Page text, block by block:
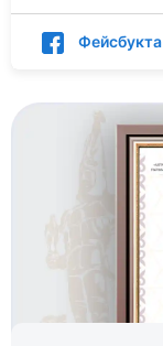
Фейсбукта